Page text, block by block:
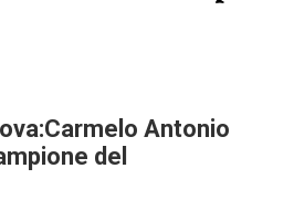
Antonio
del